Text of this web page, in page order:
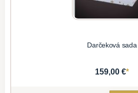
Darčeková sada
159,00 €*